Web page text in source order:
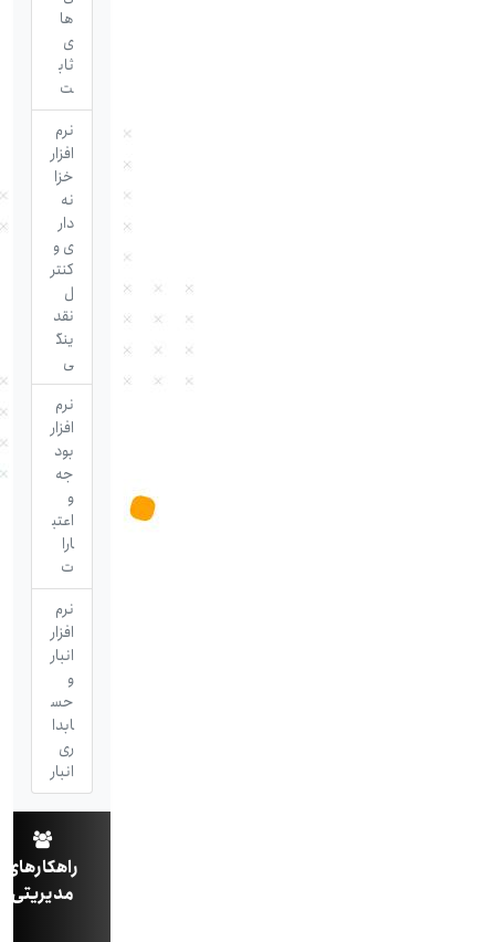
ها
ی
ثاب
ت
نرم
افزار
خزا
نه
دار
ی و
کنتر
نقد
ینگ
ی
نرم
افزار
بود
جه
اعتب
ارا
ت
نرم
افزار
انبار
حس
ابدا
ری
انبار
راهکارهای
مدیریتی